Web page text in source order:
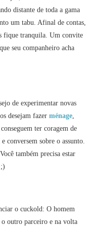
distante de toda a gama
um tabu. Afinal de contas,
fique tranquila. Um convite
seu companheiro acha
de experimentar novas
desejam fazer ménage
ter coragem de
conversem sobre o assunto.
também precisa estar
o cuckold: O homem
outro parceiro e na volta